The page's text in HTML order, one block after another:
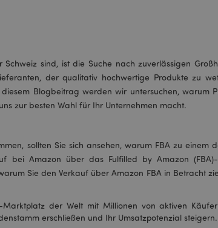
sind, ist die Suche nach zuverlässigen
der qualitativ hochwertige Produkte zu
Blogbeitrag werden wir untersuchen, warum
zur besten Wahl für Ihr Unternehmen macht.
sollten Sie sich ansehen, warum FBA zu einem
bei Amazon über das Fulfilled by Amazon
Sie den Verkauf über Amazon FBA in Betracht
der Welt mit Millionen von aktiven
erschließen und Ihr Umsatzpotenzial steigern.